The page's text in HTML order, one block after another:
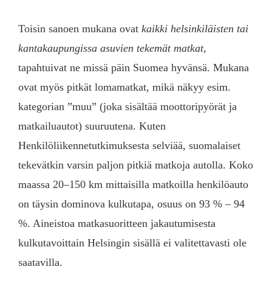
Toisin sanoen mukana ovat kaikki helsinkiläisten tai
kantakaupungissa asuvien tekemät matkat,
tapahtuivat ne missä päin Suomea hyvänsä. Mukana
ovat myös pitkät lomamatkat, mikä näkyy esim.
kategorian ”muu” (joka sisältää moottoripyörät ja
matkailuautot) suuruutena. Kuten
Henkilöliikennetutkimuksesta selviää, suomalaiset
tekevätkin varsin paljon pitkiä matkoja autolla. Koko
maassa 20–150 km mittaisilla matkoilla henkilöauto
on täysin dominova kulkutapa, osuus on 93 % – 94
%. Aineistoa matkasuoritteen jakautumisesta
kulkutavoittain Helsingin sisällä ei valitettavasti ole
saatavilla.